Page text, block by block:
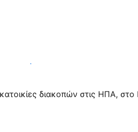
επισκέπτες μαζί μας σήμερα
κατοικίες διακοπών στις ΗΠΑ,